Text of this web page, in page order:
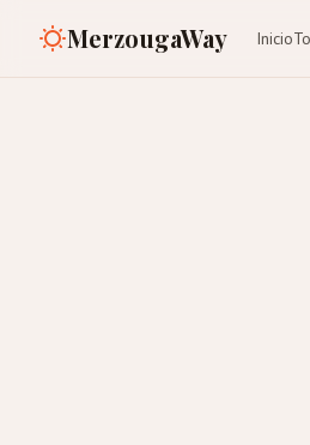
MerzougaWay Inicio